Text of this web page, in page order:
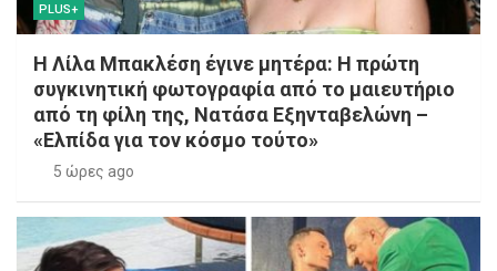
PLUS+
Η Λίλα Μπακλέση έγινε μητέρα: Η πρώτη
συγκινητική φωτογραφία από το μαιευτήριο
από τη φίλη της, Νατάσα Εξηνταβελώνη –
«Ελπίδα για τον κόσμο τούτο»
5 ώρες ago